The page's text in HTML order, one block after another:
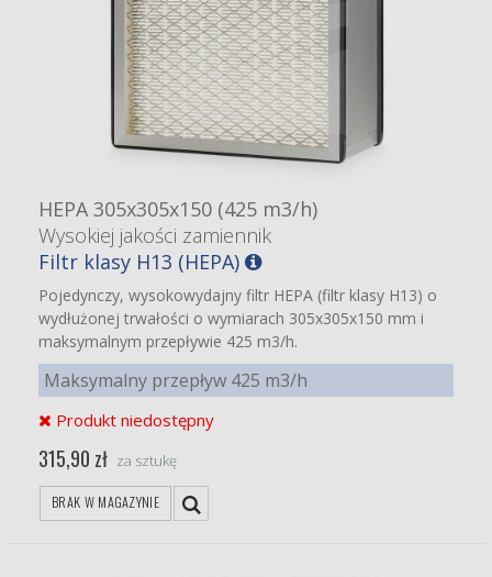
HEPA 305x305x150 (425 m3/h)
Wysokiej jakości zamiennik
Filtr klasy H13 (HEPA)
Pojedynczy, wysokowydajny filtr HEPA (filtr klasy H13) o
wydłużonej trwałości o wymiarach 305x305x150 mm i
maksymalnym przepływie 425 m3/h.
Maksymalny przepływ 425 m3/h
Produkt niedostępny
315,90 zł za sztukę
BRAK W MAGAZYNIE